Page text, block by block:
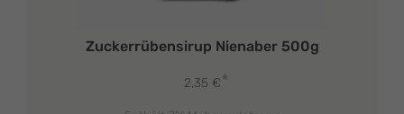
Zuckerrübensirup Nienaber 500g
2,35 €*